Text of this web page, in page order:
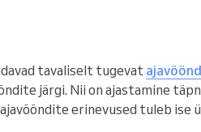
tavaliselt tugevat
järgi. Nii on ajastamine
erinevused tuleb ise